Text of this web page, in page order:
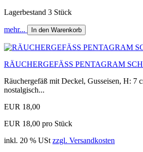
Lagerbestand 3 Stück
mehr... In den Warenkorb
RÄUCHERGEFÄSS PENTAGRAM
Räuchergefäß mit Deckel, Gusseisen, H: 7
nostalgisch...
EUR 18,00
EUR 18,00 pro Stück
inkl. 20 % USt zzgl. Versandkosten